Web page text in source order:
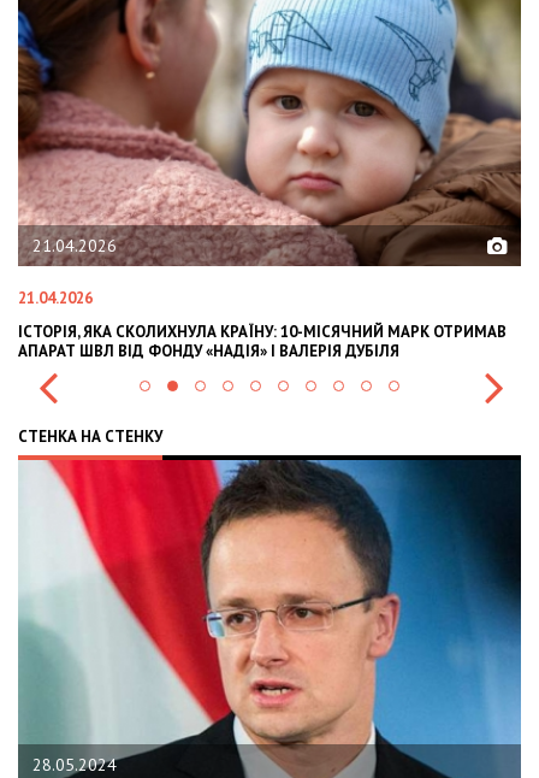
10-МІСЯЧНИЙ МАРК ОТРИМАВ
ДУБІЛЯ
02.02.2026
OLEKSII ABASOV: HOW UKRAINIAN
INTERNATIONAL INVESTMENTS AND
СТЕНКА НА СТЕНКУ
22.01.2024